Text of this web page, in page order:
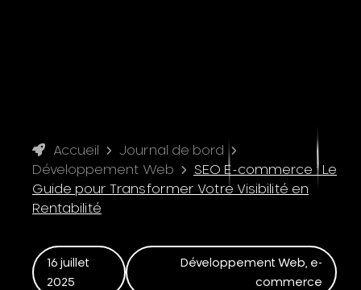
Accueil
Journal de bord
Développement Web
SEO E-commerce : Le
Guide pour Transformer Votre Visibilité en
Rentabilité
16 juillet
2025
Développement Web, e-
commerce